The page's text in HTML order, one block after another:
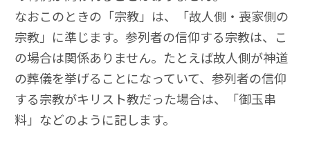
なおこのときの「宗教」は、「故人側・喪家側の
宗教」に準じます。参列者の信仰する宗教は、こ
の場合は関係ありません。たとえば故人側が神道
の葬儀を挙げることになっていて、参列者の信仰
する宗教がキリスト教だった場合は、「御玉串
料」などのように記します。